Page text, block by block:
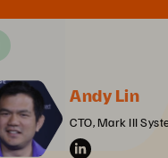
Andy Lin
CTO, Mark III